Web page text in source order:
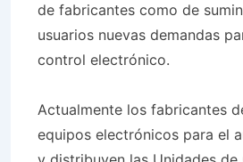
de fabricantes como de
usuarios nuevas demandas
control electrónico.
Actualmente los fabricantes
equipos electrónicos para el